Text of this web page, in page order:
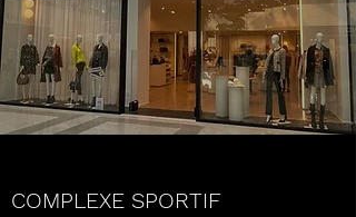
COMPLEXE SPORTIF